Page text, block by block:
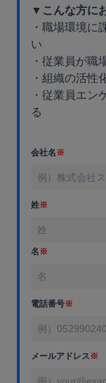
▼こんな方に
・職場環境に
い
・従業員が職
・組織の活性
・従業員エン
る
会社名※
姓※
名※
電話番号※
メールアドレス※